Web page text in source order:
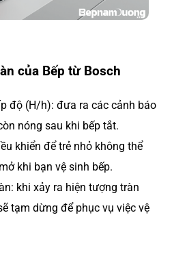
của Bếp từ Bosch
độ (H/h): đưa ra các cảnh báo
nóng sau khi bếp tắt.
khiển để trẻ nhỏ không thể
khi bạn vệ sinh bếp.
khi xảy ra hiện tượng tràn
tạm dừng để phục vụ việc vệ